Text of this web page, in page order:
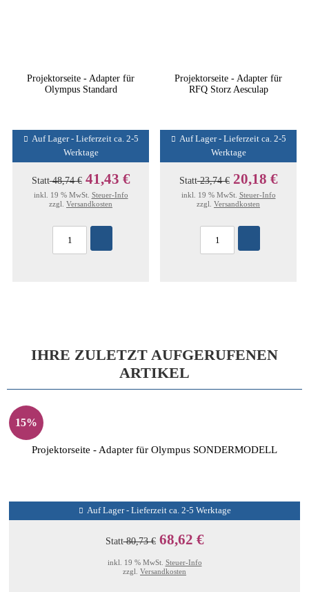
Projektorseite - Adapter für
Olympus Standard
Auf Lager - Lieferzeit ca. 2-5
Werktage
Statt48,74 € 41,43 €
inkl. 19 % MwSt. Steuer-Info
zzgl. Versandkosten
Projektorseite - Adapter für
RFQ Storz Aesculap
Auf Lager - Lieferzeit ca. 2-5
Werktage
Statt23,74 € 20,18 €
inkl. 19 % MwSt. Steuer-Info
zzgl. Versandkosten
IHRE ZULETZT AUFGERUFENEN
ARTIKEL
15%
Projektorseite - Adapter für Olympus SONDERMODELL
Auf Lager - Lieferzeit ca. 2-5 Werktage
Statt80,73 € 68,62 €
inkl. 19 % MwSt. Steuer-Info
zzgl. Versandkosten